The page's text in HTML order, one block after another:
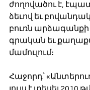
ժողովածու է,
ձեւով եւ
բուռն
գրական եւ
մամուլում։
Հաջորդ՝